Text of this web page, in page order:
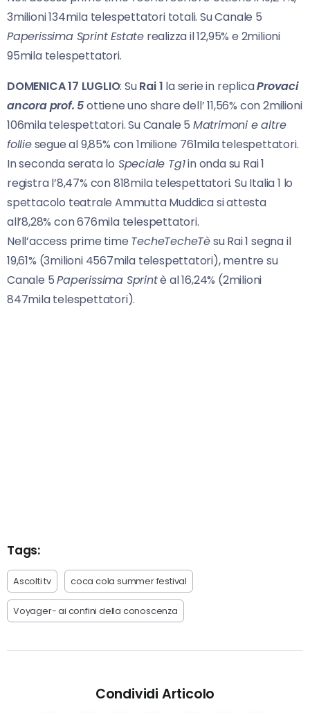
3milioni 134mila telespettatori totali. Su Canale 5
Paperissima Sprint Estate realizza il 12,95% e 2milioni
95mila telespettatori.
DOMENICA 17 LUGLIO: SuRai 1 la serie in replicaProvaci
ancora prof. 5ottiene uno share dell’ 11,56% con 2milioni
106mila telespettatori. Su Canale 5 Matrimoni e altre
folliesegue al 9,85% con 1milione 761mila telespettatori.
In seconda serata lo Speciale Tg1in onda su Rai 1
registra l’8,47% con 818mila telespettatori. Su Italia 1 lo
spettacolo teatrale Ammutta Muddica si attesta
all’8,28% con 676mila telespettatori.
Nell’access prime time TecheTecheTèsu Rai 1 segna il
19,61% (3milioni 4567mila telespettatori), mentre su
Canale 5Paperissima Sprintè al 16,24% (2milioni
847mila telespettatori).
Tags:
Ascolti tv coca cola summer festival
Voyager- ai confini della conoscenza
Condividi Articolo